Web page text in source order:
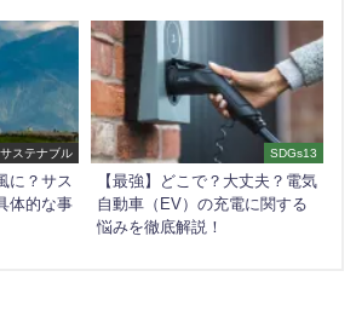
サステナブル
に？サス
体的な事
SDGs13
【最強】どこで？大丈夫？電気
自動車（EV）の充電に関する
悩みを徹底解説！